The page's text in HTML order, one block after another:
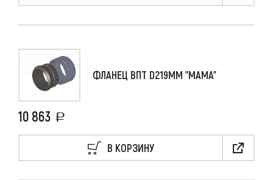
ФЛАНЕЦ ВПТ D219ММ "МАМА"
10 863
В КОРЗИНУ